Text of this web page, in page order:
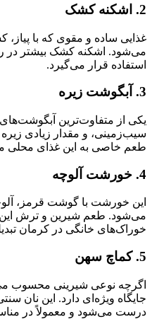
2. اشکنه کشک
غذایی ساده و مقوی که با
می‌شود. اشکنه کشک بیشتر در
استفاده قرار می‌گیرد.
3. آبگوشت زیره
یکی از متفاوت‌ترین
سیب‌زمینی، و مقدار زیادی
طعم خاصی به این غذای محلی
4. خورشت آلوچه
این خورشت با گوشت قرمز،
می‌شود. طعم شیرین و ترش این
خوراک‌های خانگی در کرمان
5. کماچ سهن
اگرچه نوعی شیرینی محسوب
جایگاه ویژه‌ای دارد. این نان
درست می‌شود و معمولاً در